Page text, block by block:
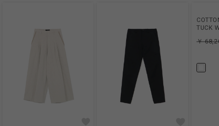
TUCK
￥